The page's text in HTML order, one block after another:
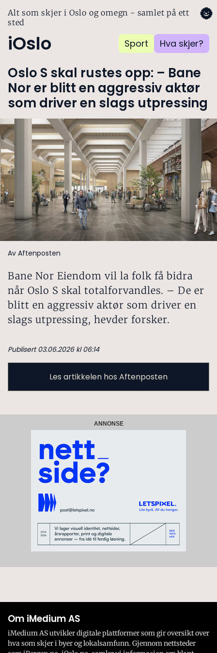
Alt som skjer i Oslo og omegn - samlet på ett
sted
iOslo Sport Hva skjer?
🌚
Oslo S skal rustes opp: – Bane
Nor er blitt en aggressiv aktør
som driver en slags utpressing
Av Aftenposten
Bane Nor Eiendom vil la folk få bidra
når Oslo S skal totalforvandles. – De er
blitt en aggressiv aktør som driver en
slags utpressing, hevder forsker.
Publisert 03.06.2026 kl 06:14
Les artikkelen hos Aftenposten
ANNONSE
Om iMedium AS
iMedium AS utvikler digitale plattformer som gir oversikt over
hva som skjer i byer og lokalsamfunn. Gjennom nettsteder